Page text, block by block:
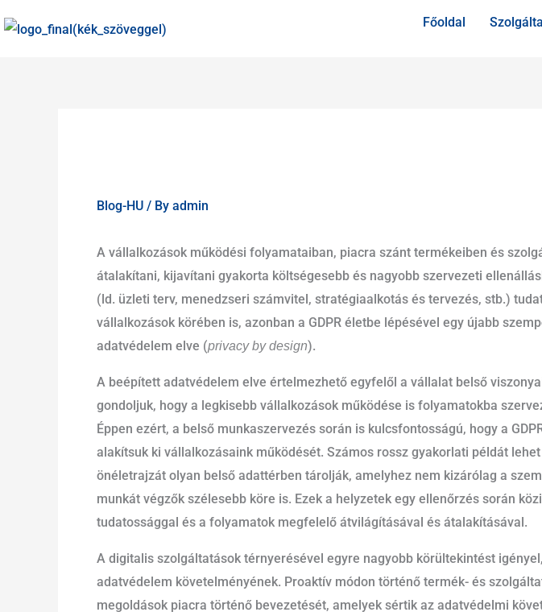
to
Főoldal
Blog-HU / By admin
A vállalkozások működési folyamataiban, piacra szánt termékeiben és
átalakítani, kijavítani gyakorta költségesebb és nagyobb szervezeti
(ld. üzleti terv, menedzseri számvitel, stratégiaalkotás és tervezés, stb.)
vállalkozások körében is, azonban a GDPR életbe lépésével egy újabb
adatvédelem elve (privacy by design).
A beépített adatvédelem elve értelmezhető egyfelől a vállalat belső
gondoljuk, hogy a legkisebb vállalkozások működése is folyamatokba
Éppen ezért, a belső munkaszervezés során is kulcsfontosságú, hogy a
alakítsuk ki vállalkozásaink működését. Számos rossz gyakorlati példát
önéletrajzát olyan belső adattérben tárolják, amelyhez nem kizárólag a
munkát végzők szélesebb köre is. Ezek a helyzetek egy ellenőrzés során
tudatossággal és a folyamatok megfelelő átvilágításával és átalakításával.
A digitalis szolgáltatások térnyerésével egyre nagyobb körültekintést
adatvédelem követelményének. Proaktív módon történő termék- és
megoldások piacra történő bevezetését, amelyek sértik az adatvédelmi